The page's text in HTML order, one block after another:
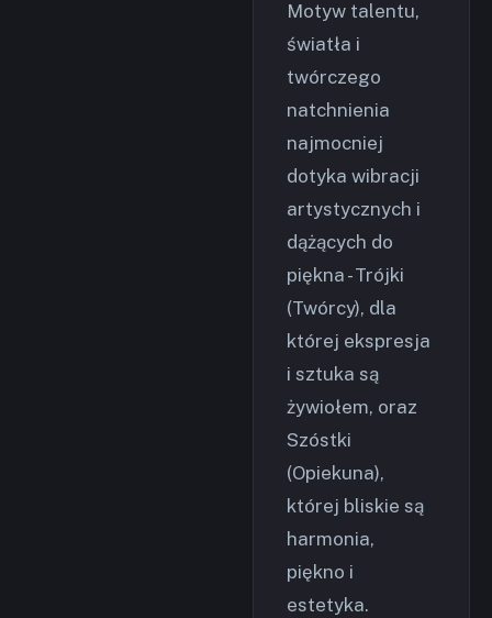
Motyw talentu,
światła i
twórczego
natchnienia
najmocniej
dotyka wibracji
artystycznych i
dążących do
piękna - Trójki
(Twórcy), dla
której ekspresja
i sztuka są
żywiołem, oraz
Szóstki
(Opiekuna),
której bliskie są
harmonia,
piękno i
estetyka.